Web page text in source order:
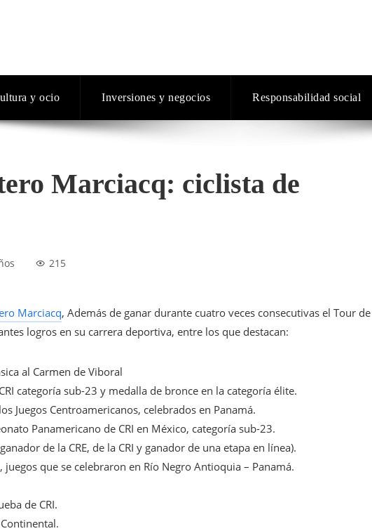
y ocio Inversiones y negocios Responsabilidad social
Marciacq: ciclista de
215
Marciacq, Además de ganar durante cuatro veces consecutivas el Tour de
logros en su carrera deportiva, entre los que destacan:
al Carmen de Viboral
categoría sub-23 y medalla de bronce en la categoría élite.
Juegos Centroamericanos, celebrados en Panamá.
Panamericano de CRI en México, categoría sub-23.
de la CRE, de la CRI y ganador de una etapa en línea).
juegos que se celebraron en Río Negro Antioquia – Panamá.
de CRI.